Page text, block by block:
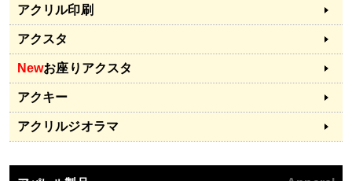
アクリル印刷
アクスタ
Newお座りアクスタ
アクキー
アクリルジオラマ